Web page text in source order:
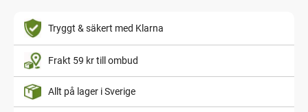
Tryggt & säkert med Klarna
Frakt 59 kr till ombud
Allt på lager i Sverige